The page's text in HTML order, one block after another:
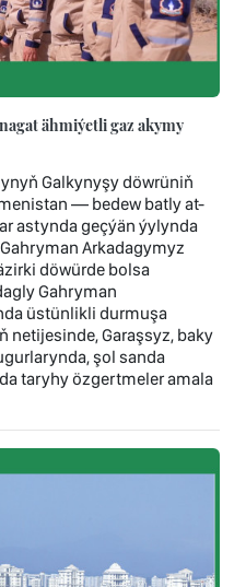
ähmiýetli gaz akymy
Galkynyşy döwrüniň
— bedew batly at-
astynda geçýän ýylynda
Arkadagymyz
döwürde bolsa
Gahryman
üstünlikli durmuşa
Garaşsyz, baky
şol sanda
taryhy özgertmeler amala